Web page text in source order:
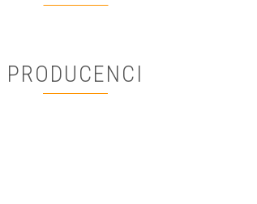
PRODUCENCI